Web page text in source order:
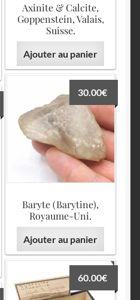
Axinite & Calcite,
Goppenstein, Valais,
Suisse.
Ajouter au panier
Baryte (Barytine),
Royaume-Uni.
30.00€
Ajouter au panier
60.00€